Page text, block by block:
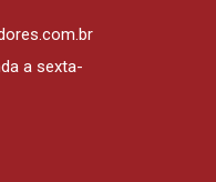
a sexta-